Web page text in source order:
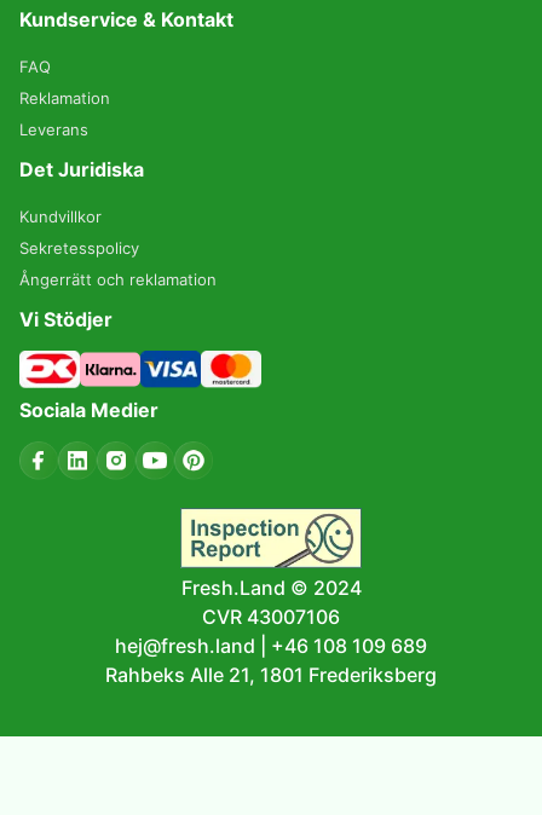
Kundservice & Kontakt
FAQ
Reklamation
Leverans
Det Juridiska
Kundvillkor
Sekretesspolicy
Ångerrätt och reklamation
Vi Stödjer
Sociala Medier
Fresh.Land © 2024
CVR 43007106
hej@fresh.land
+46 108 109 689
Rahbeks Alle 21, 1801 Frederiksberg